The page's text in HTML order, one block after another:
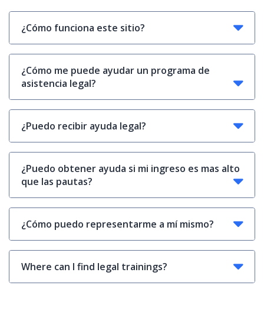
¿Cómo funciona este sitio?
¿Cómo me puede ayudar un programa de
asistencia legal?
¿Puedo recibir ayuda legal?
¿Puedo obtener ayuda si mi ingreso es mas alto
que las pautas?
¿Cómo puedo representarme a mí mismo?
Where can I find legal trainings?